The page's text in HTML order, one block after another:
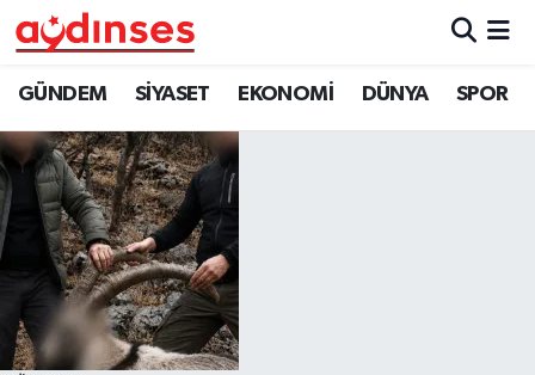
GÜNDEM SİYASET EKONOMİ DÜNYA SPOR
GÜNDEM
SİYASET
EKONOMİ
DÜNYA
SPOR
Nöbetçi Eczaneler
Hava Durumu
Aydin Namaz Vakitleri
Trafik Durumu
Süper Lig Puan Durumu ve Fikstür